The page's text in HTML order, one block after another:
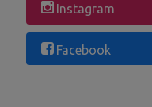
Instagram
Facebook